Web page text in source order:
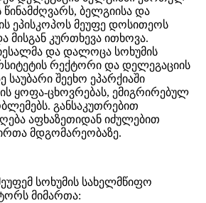
ბელგიისა და
ეპისკოპოს მეუფე დოსითეოს
მისგან კურთხევა ითხოვა.
და დალოცა სოხუმის
რექტორი და დელეგაციის
საუბარი შეეხო ეპარქიაში
ყოფა-ცხოვრებას, ემიგრირებულ
განსაკუთრებით
აფხაზეთიდან იძულებით
მდგომარეობაზე.
სოხუმის სახელმწიფო
მიმართა: